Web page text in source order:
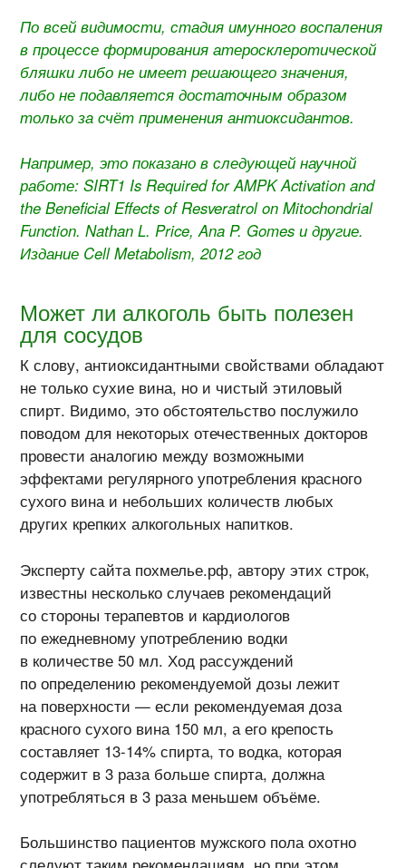
По всей видимости, стадия имунного воспаления
в процессе формирования атеросклеротической
бляшки либо не имеет решающего значения,
либо не подавляется достаточным образом
только за счёт применения антиоксидантов.
Например, это показано в следующей научной
работе: SIRT1 Is Required for AMPK Activation and
the Beneficial Effects of Resveratrol on Mitochondrial
Function. Nathan L. Price, Ana P. Gomes и другие.
Издание Cell Metabolism, 2012 год
Может ли алкоголь быть полезен
для сосудов
К слову, антиоксидантными свойствами обладают
не только сухие вина, но и чистый этиловый
спирт. Видимо, это обстоятельство послужило
поводом для некоторых отечественных докторов
провести аналогию между возможными
эффектами регулярного употребления красного
сухого вина и небольших количеств любых
других крепких алкогольных напитков.
Эксперту сайта похмелье.рф, автору этих строк,
известны несколько случаев рекомендаций
со стороны терапевтов и кардиологов
по ежедневному употреблению водки
в количестве 50 мл. Ход рассуждений
по определению рекомендуемой дозы лежит
на поверхности — если рекомендуемая доза
красного сухого вина 150 мл, а его крепость
составляет 13-14% спирта, то водка, которая
содержит в 3 раза больше спирта, должна
употребляться в 3 раза меньшем объёме.
Большинство пациентов мужского пола охотно